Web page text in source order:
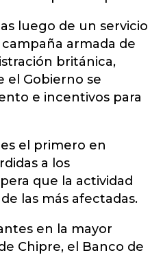
luego de un servicio
armada de
británica,
el Gobierno se
e incentivos para
el primero en
a los
que la actividad
las más afectadas.
en la mayor
Chipre, el Banco de